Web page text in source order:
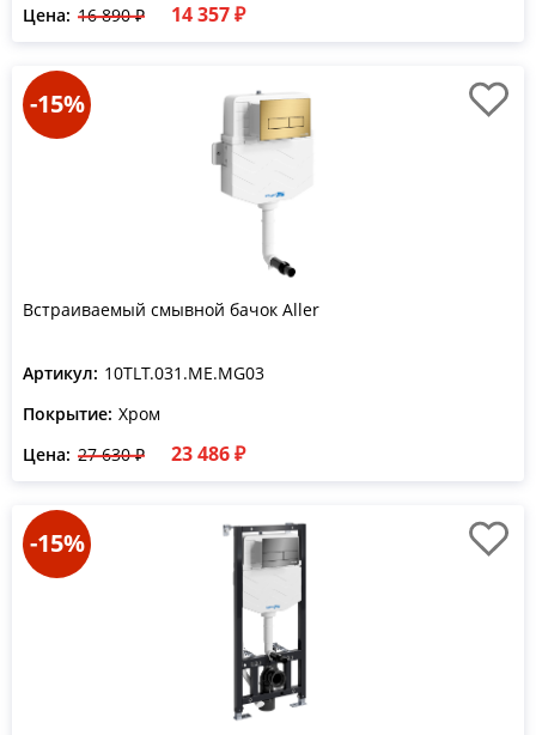
Цена: 16 890 ₽ 14 357 ₽
-15%
Встраиваемый смывной бачок Aller
Артикул: 10TLT.031.ME.MG03
Покрытие: Хром
Цена: 27 630 ₽ 23 486 ₽
-15%